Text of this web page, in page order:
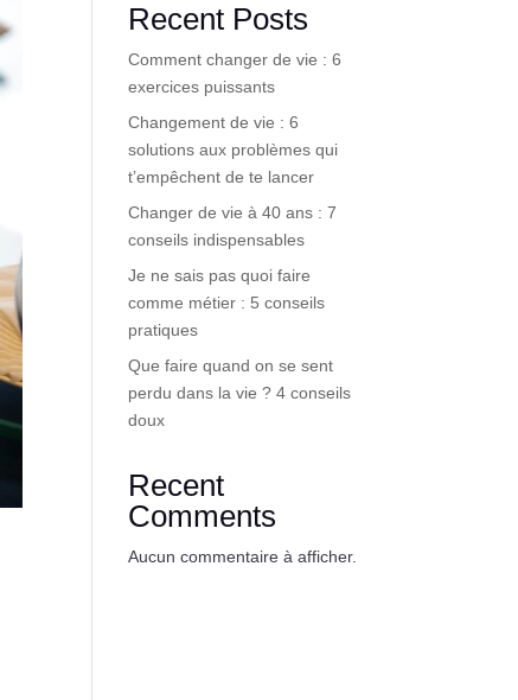
Recent Posts
Comment changer de vie : 6
exercices puissants
Changement de vie : 6
solutions aux problèmes qui
t’empêchent de te lancer
Changer de vie à 40 ans : 7
conseils indispensables
Je ne sais pas quoi faire
comme métier : 5 conseils
pratiques
Que faire quand on se sent
perdu dans la vie ? 4 conseils
doux
Recent
Comments
Aucun commentaire à afficher.